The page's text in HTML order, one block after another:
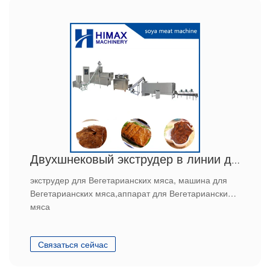
Двухшнековый экструдер в линии для Вегетарианских мяса
экструдер для Вегетарианских мяса, машина для
Вегетарианских мяса,аппарат для Вегетарианских
мяса
Связаться сейчас